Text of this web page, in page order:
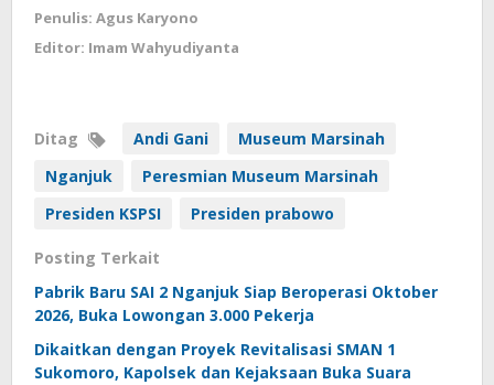
Penulis: Agus Karyono
Editor: Imam Wahyudiyanta
Ditag Andi Gani
Museum Marsinah
Nganjuk
Peresmian Museum Marsinah
Presiden KSPSI
Presiden prabowo
Posting Terkait
Pabrik Baru SAI 2 Nganjuk Siap Beroperasi Oktober
2026, Buka Lowongan 3.000 Pekerja
Dikaitkan dengan Proyek Revitalisasi SMAN 1
Sukomoro, Kapolsek dan Kejaksaan Buka Suara